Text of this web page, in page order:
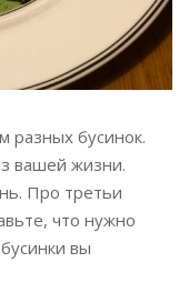
разных бусинок.
вашей жизни.
Про третьи
что нужно
вы